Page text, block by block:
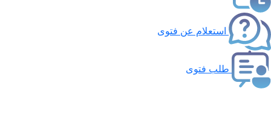
استعلام عن فتوى
طلب فتوى